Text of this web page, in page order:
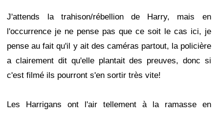
J'attends la trahison/rébellion de Harry, mais en
l'occurrence je ne pense pas que ce soit le cas ici, je
pense au fait qu'il y ait des caméras partout, la policière
a clairement dit qu'elle plantait des preuves, donc si
c'est filmé ils pourront s'en sortir très vite!
Les Harrigans ont l'air tellement à la ramasse en